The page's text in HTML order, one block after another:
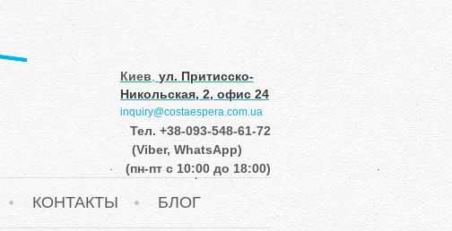
Киев ул. Притисско-
Никольская, 2, офис 24
inquiry@costaespera.com.ua
Тел. +38-093-548-61-72
(Viber, WhatsApp)
(пн-пт с 10:00 до 18:00)
КОНТАКТЫ БЛОГ